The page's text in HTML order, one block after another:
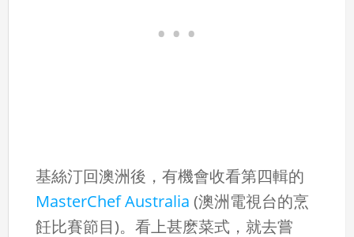
基絲汀回澳洲後，有機會收看第四輯的
MasterChef Australia (澳洲電視台的烹
飪比賽節目)。看上甚麽菜式，就去嘗